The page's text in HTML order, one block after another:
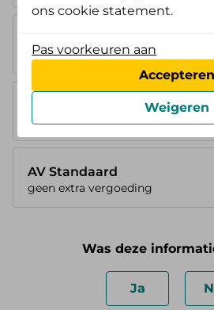
geen extra vergoeding
geen extra vergoeding
AV Standaard
geen extra vergoeding
Was deze
Ja
ons cookie statement.
Pas voorkeuren aan
Accepteren
Weigeren